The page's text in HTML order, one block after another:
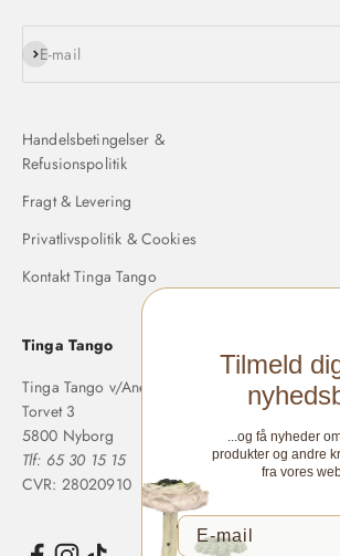
E-mail
Abonnér
Handelsbetingelser &
Refusionspolitik
Fragt & Levering
Privatlivspolitik & Cookies
Kontakt Tinga Tango
Tinga Tango
Tinga Tango v/Anette Langholm
Torvet 3
5800 Nyborg
Tlf: 65 30 15 15
CVR: 28020910
Tilmeld
...og få nyheder
produkter og andre
fra vores